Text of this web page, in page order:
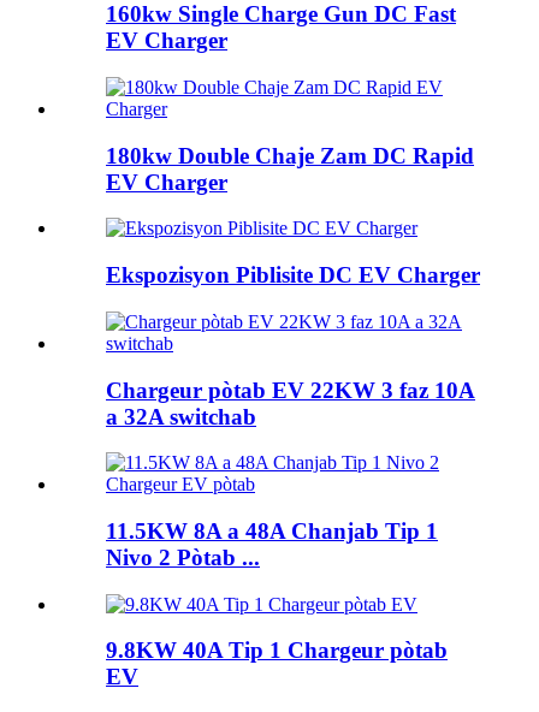
160kw Single Charge Gun DC Fast
EV Charger
180kw Double Chaje Zam DC Rapid
EV Charger
Ekspozisyon Piblisite DC EV Charger
Chargeur pòtab EV 22KW 3 faz 10A
a 32A switchab
11.5KW 8A a 48A Chanjab Tip 1
Nivo 2 Pòtab ...
9.8KW 40A Tip 1 Chargeur pòtab
EV